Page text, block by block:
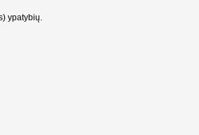
ypatybių.